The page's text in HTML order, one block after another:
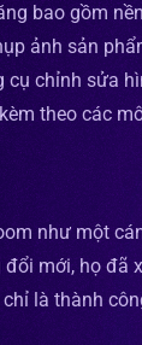
bao gồm
ảnh sản
chỉnh sửa
theo các
như một
mới, họ
là thành